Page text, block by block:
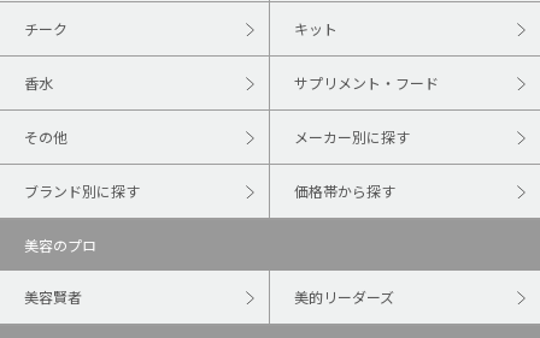
チーク キット
香水 サプリメント・フード
その他 メーカー別に探す
ブランド別に探す 価格帯から探す
美容のプロ
美容賢者 美的リーダーズ